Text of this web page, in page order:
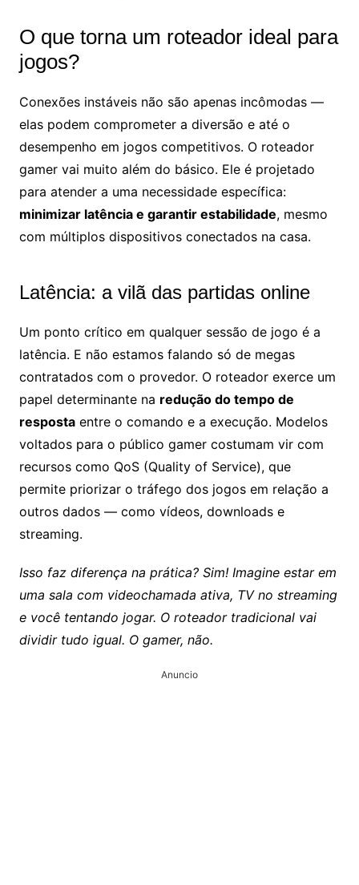
O que torna um roteador ideal para
jogos?
Conexões instáveis não são apenas incômodas —
elas podem comprometer a diversão e até o
desempenho em jogos competitivos. O roteador
gamer vai muito além do básico. Ele é projetado
para atender a uma necessidade específica:
minimizar latência e garantir estabilidade, mesmo
com múltiplos dispositivos conectados na casa.
Latência: a vilã das partidas online
Um ponto crítico em qualquer sessão de jogo é a
latência. E não estamos falando só de megas
contratados com o provedor. O roteador exerce um
papel determinante na redução do tempo de
respostaentre o comando e a execução. Modelos
voltados para o público gamer costumam vir com
recursos como QoS (Quality of Service), que
permite priorizar o tráfego dos jogos em relação a
outros dados — como vídeos, downloads e
streaming.
Isso faz diferença na prática? Sim! Imagine estar em
uma sala com videochamada ativa, TV no streaming
e você tentando jogar. O roteador tradicional vai
dividir tudo igual. O gamer, não.
Anuncio